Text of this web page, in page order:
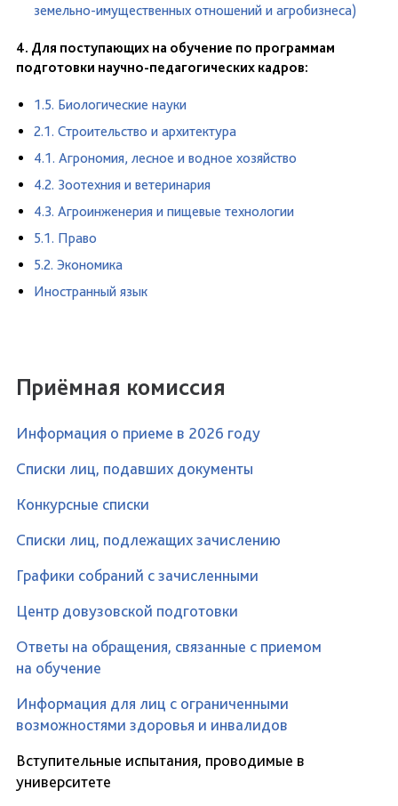
земельно-имущественных отношений и агробизнеса)
4. Для поступающих на обучение по программам
подготовки научно-педагогических кадров:
1.5. Биологические науки
2.1. Строительство и архитектура
4.1. Агрономия, лесное и водное хозяйство
4.2. Зоотехния и ветеринария
4.3. Агроинженерия и пищевые технологии
5.1. Право
5.2. Экономика
Иностранный язык
Приёмная комиссия
Информация о приеме в 2026 году
Списки лиц, подавших документы
Конкурсные списки
Списки лиц, подлежащих зачислению
Графики собраний с зачисленными
Центр довузовской подготовки
Ответы на обращения, связанные с приемом
на обучение
Информация для лиц с ограниченными
возможностями здоровья и инвалидов
Вступительные испытания, проводимые в
университете